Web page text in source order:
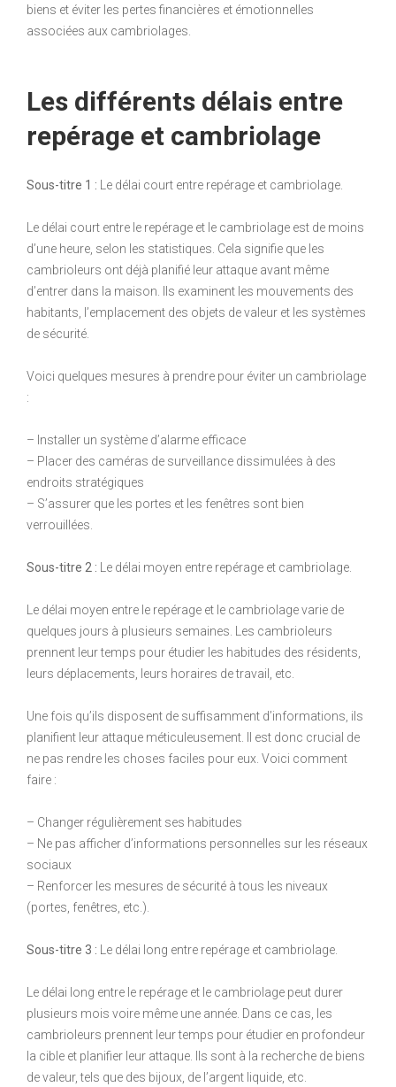
biens et éviter les pertes financières et émotionnelles
associées aux cambriolages.
Les différents délais entre
repérage et cambriolage
Sous-titre 1 : Le délai court entre repérage et cambriolage.
Le délai court entre le repérage et le cambriolage est de moins
d’une heure, selon les statistiques. Cela signifie que les
cambrioleurs ont déjà planifié leur attaque avant même
d’entrer dans la maison. Ils examinent les mouvements des
habitants, l’emplacement des objets de valeur et les systèmes
de sécurité.
Voici quelques mesures à prendre pour éviter un cambriolage
:
– Installer un système d’alarme efficace
– Placer des caméras de surveillance dissimulées à des
endroits stratégiques
– S’assurer que les portes et les fenêtres sont bien
verrouillées.
Sous-titre 2 : Le délai moyen entre repérage et cambriolage.
Le délai moyen entre le repérage et le cambriolage varie de
quelques jours à plusieurs semaines. Les cambrioleurs
prennent leur temps pour étudier les habitudes des résidents,
leurs déplacements, leurs horaires de travail, etc.
Une fois qu’ils disposent de suffisamment d’informations, ils
planifient leur attaque méticuleusement. Il est donc crucial de
ne pas rendre les choses faciles pour eux. Voici comment
faire :
– Changer régulièrement ses habitudes
– Ne pas afficher d’informations personnelles sur les réseaux
sociaux
– Renforcer les mesures de sécurité à tous les niveaux
(portes, fenêtres, etc.).
Sous-titre 3 : Le délai long entre repérage et cambriolage.
Le délai long entre le repérage et le cambriolage peut durer
plusieurs mois voire même une année. Dans ce cas, les
cambrioleurs prennent leur temps pour étudier en profondeur
la cible et planifier leur attaque. Ils sont à la recherche de biens
de valeur, tels que des bijoux, de l’argent liquide, etc.